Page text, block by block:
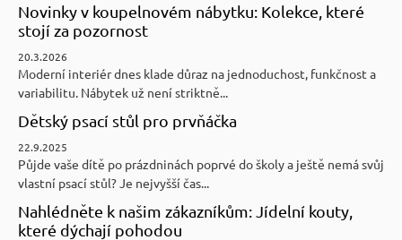
Novinky v koupelnovém nábytku: Kolekce, které
stojí za pozornost
20.3.2026
Moderní interiér dnes klade důraz na jednoduchost, funkčnost a
variabilitu. Nábytek už není striktně...
Dětský psací stůl pro prvňáčka
22.9.2025
Půjde vaše dítě po prázdninách poprvé do školy a ještě nemá svůj
vlastní psací stůl? Je nejvyšší čas...
Nahlédněte k našim zákazníkům: Jídelní kouty,
které dýchají pohodou